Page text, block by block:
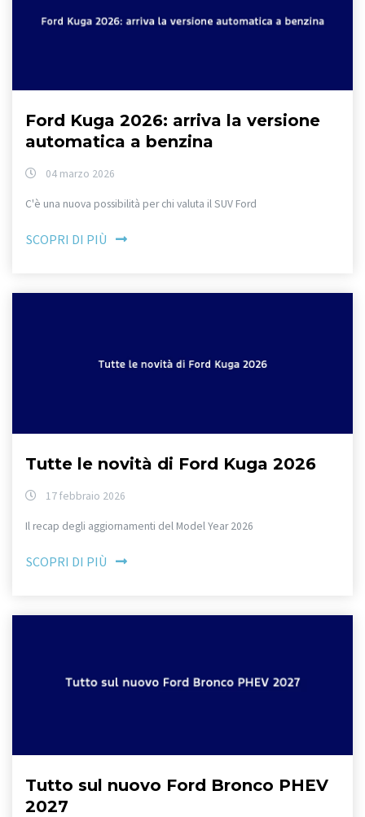
Ford Kuga 2026: arriva la versione
automatica a benzina
04 marzo 2026
C'è una nuova possibilità per chi valuta il SUV Ford
SCOPRI DI PIÙ
Tutte le novità di Ford Kuga 2026
17 febbraio 2026
Il recap degli aggiornamenti del Model Year 2026
SCOPRI DI PIÙ
Tutto sul nuovo Ford Bronco PHEV
2027